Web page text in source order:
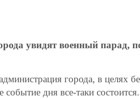
увидят военный
города, в целях
событие дня все-таки